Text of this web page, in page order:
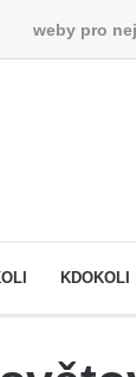
weby pro
KDOKOLI